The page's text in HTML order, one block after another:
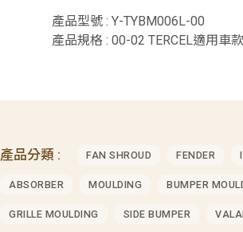
產品型號 : Y-TYBM006L-00
產品規格 : 00-02 TERCEL適用車
產品分類 : FAN SHROUD FENDER
ABSORBER MOULDING BUMPER
GRILLE MOULDING SIDE BUMPER